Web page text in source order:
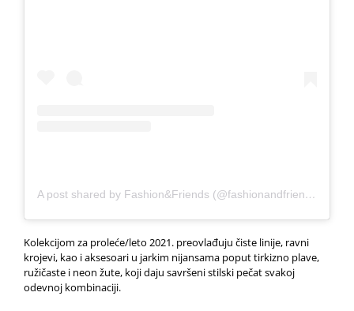
A post shared by Fashion&Friends (@fashionandfriendsofficial)
Kolekcijom za proleće/leto 2021. preovlađuju čiste linije, ravni
krojevi, kao i aksesoari u jarkim nijansama poput tirkizno plave,
ružičaste i neon žute, koji daju savršeni stilski pečat svakoj
odevnoj kombinaciji.